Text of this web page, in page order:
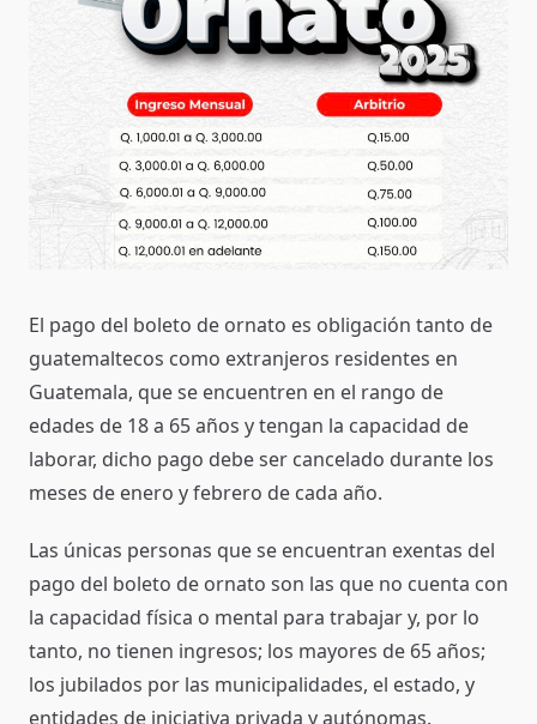
El pago del boleto de ornato es obligación tanto de
guatemaltecos como extranjeros residentes en
Guatemala, que se encuentren en el rango de
edades de 18 a 65 años y tengan la capacidad de
laborar, dicho pago debe ser cancelado durante los
meses de enero y febrero de cada año.
Las únicas personas que se encuentran exentas del
pago del boleto de ornato son las que no cuenta con
la capacidad física o mental para trabajar y, por lo
tanto, no tienen ingresos; los mayores de 65 años;
los jubilados por las municipalidades, el estado, y
entidades de iniciativa privada y autónomas.